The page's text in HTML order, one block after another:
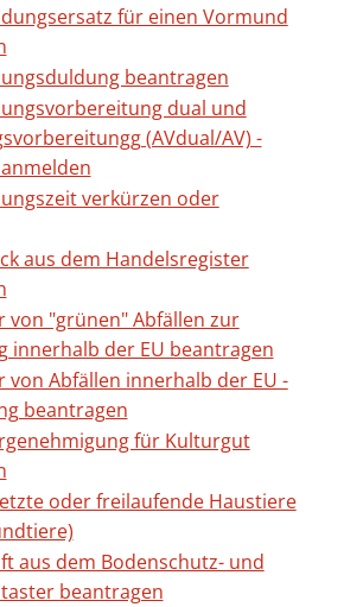
für einen Vormund
beantragen
dual und
(AVdual/AV) -
verkürzen oder
aus dem Handelsregister
von "grünen" Abfällen zur
innerhalb der EU beantragen
von Abfällen innerhalb der EU -
beantragen
für Kulturgut
oder freilaufende Haustiere
aus dem Bodenschutz- und
beantragen